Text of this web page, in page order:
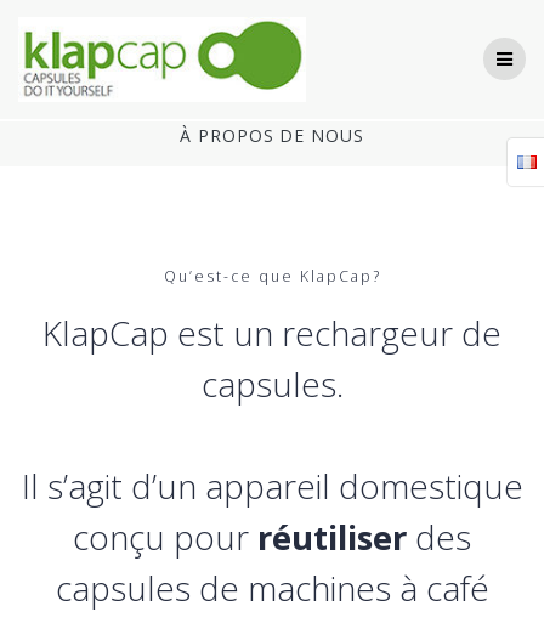
to
content
À PROPOS DE NOUS
Qu’est-ce que KlapCap?
KlapCap est un rechargeur de
capsules.
Il s’agit d’un appareil domestique
conçu pour réutiliser des
capsules de machines à café